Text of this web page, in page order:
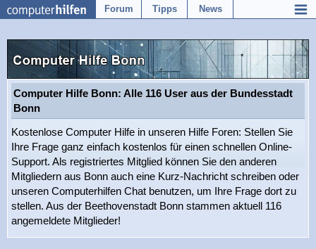
Forum Tipps News
Computer Hilfe Bonn: Alle 116 User aus der Bundesstadt
Bonn
Kostenlose Computer Hilfe in unseren Hilfe Foren: Stellen Sie
Ihre Frage ganz einfach kostenlos für einen schnellen Online-
Support. Als registriertes Mitglied können Sie den anderen
Mitgliedern aus Bonn auch eine Kurz-Nachricht schreiben oder
unseren Computerhilfen Chat benutzen, um Ihre Frage dort zu
stellen. Aus der Beethovenstadt Bonn stammen aktuell 116
angemeldete Mitglieder!